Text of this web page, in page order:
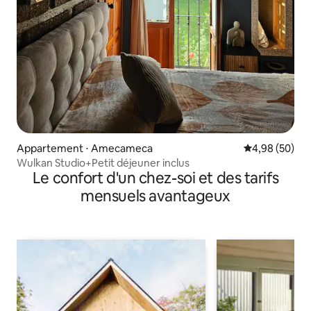
Appartement ⋅ Amecameca Évaluation
4,98 (50)
Wulkan Studio+Petit déjeuner inclus
Le confort d'un chez-soi et des tarifs
mensuels avantageux